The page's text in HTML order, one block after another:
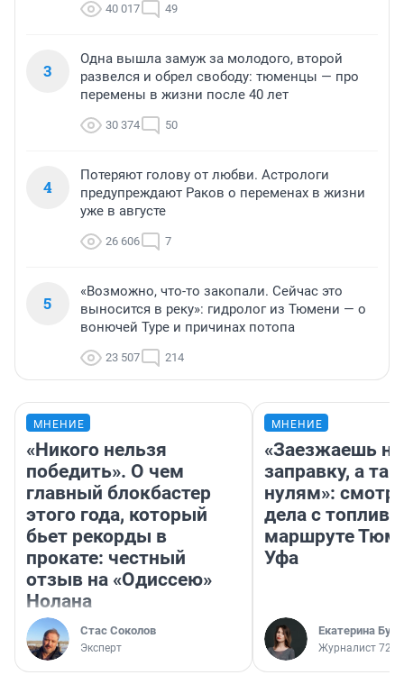
40 017 49
3
Одна вышла замуж за молодого, второй
развелся и обрел свободу: тюменцы — про
перемены в жизни после 40 лет
30 374 50
4
Потеряют голову от любви. Астрологи
предупреждают Раков о переменах в жизни
уже в августе
26 606 7
5
«Возможно, что-то закопали. Сейчас это
выносится в реку»: гидролог из Тюмени — о
вонючей Туре и причинах потопа
23 507 214
МНЕНИЕ
«Никого нельзя
победить». О чем
главный блокбастер
этого года, который
бьет рекорды в
прокате: честный
отзыв на «Одиссею»
Нолана
Стас Соколов
Эксперт
МНЕНИЕ
«Заезжаешь на
заправку, а
нулям»:
дела с
маршруте
Уфа
Екатерина
Журналист